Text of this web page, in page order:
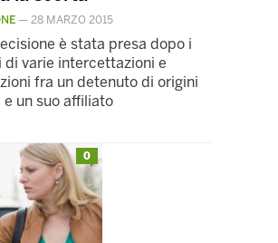
— 28 MARZO 2015
è stata presa dopo i
di varie intercettazioni e
fra un detenuto di origini
e un suo affiliato
0